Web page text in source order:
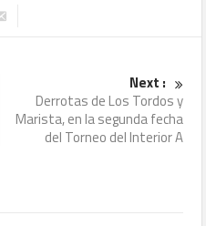
Next :
Derrotas de Los Tordos y
Marista, en la segunda fecha
del Torneo del Interior A